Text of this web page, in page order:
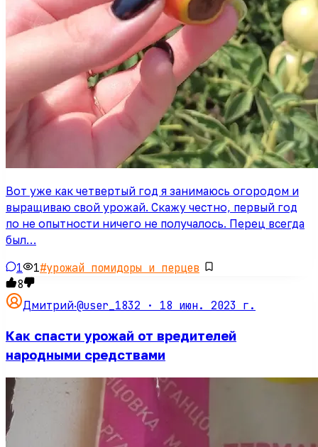
Вот уже как четвертый год я занимаюсь огородом и
выращиваю свой урожай. Скажу честно, первый год
по не опытности ничего не получалось. Перец всегда
был…
1 1#урожай помидоры и перцев
8
Дмитрий·@user_1832 · 18 июн. 2023 г.
Как спасти урожай от вредителей
народными средствами